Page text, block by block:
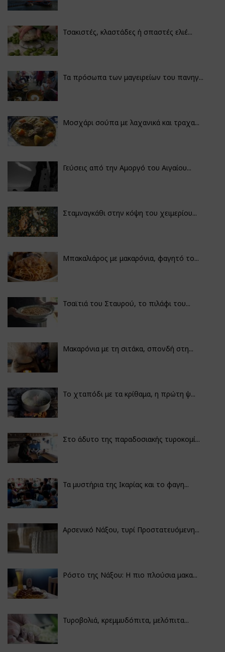
Τσακιστές, κλαστάδες ή σπαστές ελιέ...
Τα πρόσωπα των μαγειρείων του πανηγ...
Μοσχάρι σούπα με λαχανικά και τραχα...
Γεύσεις από την Αμοργό του Αιγαίου...
Σταμναγκάθι στην κόψη του χειμερίου...
Μπακαλιάρος με μακαρόνια, φαγητό το...
Τσαϊτιά του Σταυρού, το πιλάφι του...
Μακαρόνια με τη σιτάκα, σπονδή στη...
Το χταπόδι με τα κρίθαμα, η πρώτη ψ...
Στο άδυτο της παραδοσιακής τυροκομί...
Τα μυστήρια της Ικαρίας και το φαγη...
Αρσενικό Νάξου, τυρί Προστατευόμενη...
Ρόστο της Νάξου: Η πιο πλούσια μακα...
Τυροβολιά, κρεμμυδόπιτα, μελόπιτα...